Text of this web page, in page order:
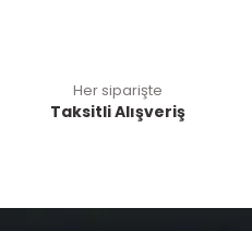
Her siparişte
Taksitli Alışveriş